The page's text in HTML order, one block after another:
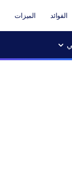
الفوائد الميزات